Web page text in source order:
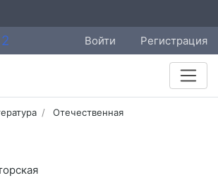
Войти Регистрация
Отечественная